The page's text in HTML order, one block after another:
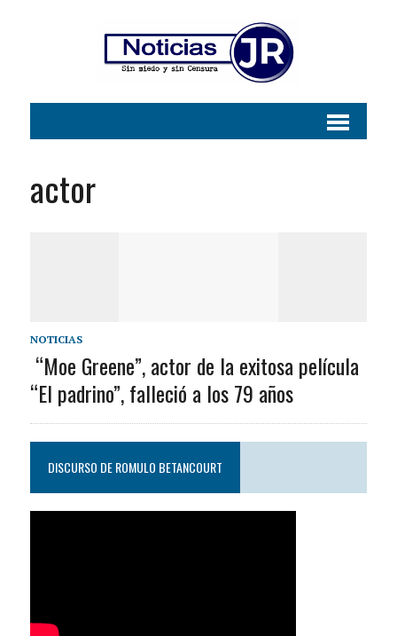
actor
NOTICIAS
“Moe Greene”, actor de la exitosa película
“El padrino”, falleció a los 79 años
DISCURSO DE ROMULO BETANCOURT